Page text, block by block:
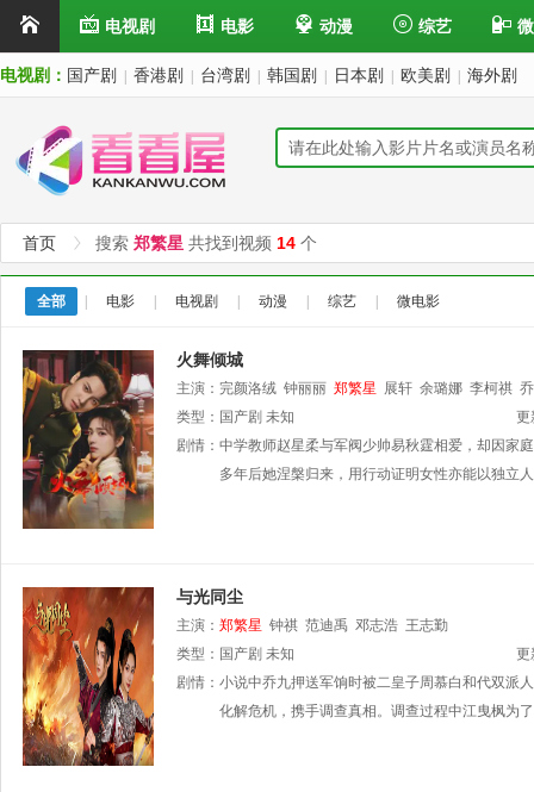
电视剧 电影 动漫 综艺
电视剧： 国产剧 香港剧 台湾剧 韩国剧 日本剧 欧美剧 海外剧
首页 搜索 郑繁星 共找到视频 14 个
全部 电影 电视剧 动漫 综艺 微电影
火舞倾城
主演： 完颜洛绒 钟丽丽 郑繁星 展轩 余璐娜 李柯祺
类型： 国产剧 未知
更
剧情： 中学教师赵星柔与军阀少帅易秋霆相爱，却因家
多年后她涅槃归来，用行动证明女性亦能以独立
与光同尘
主演： 郑繁星 钟祺 范迪禹 邓志浩 王志勤
类型： 国产剧 未知
更
剧情： 小说中乔九押送军饷时被二皇子周慕白和代双派
化解危机，携手调查真相。调查过程中江曳枫为